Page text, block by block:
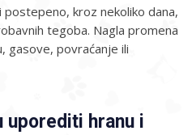
kroz nekoliko dana,
tegoba. Nagla promena
gasove, povraćanje ili
uporediti hranu i